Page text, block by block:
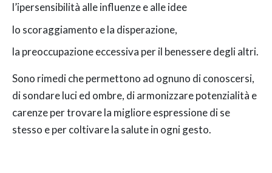
l’ipersensibilità alle influenze e alle idee
lo scoraggiamento e la disperazione,
la preoccupazione eccessiva per il benessere degli altri.
Sono rimedi che permettono ad ognuno di conoscersi,
di sondare luci ed ombre, di armonizzare potenzialità e
carenze per trovare la migliore espressione di se
stesso e per coltivare la salute in ogni gesto.